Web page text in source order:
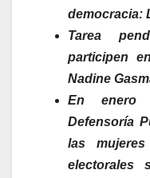
democracia:
Tarea
participen
Nadine
En enero
Defensoría
las
electorales